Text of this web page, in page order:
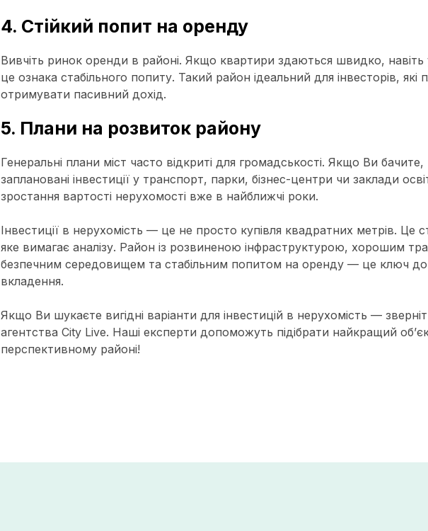
4. Стійкий попит на оренду
Вивчіть ринок оренди в районі. Якщо квартири здаються швидко,
це ознака стабільного попиту. Такий район ідеальний для інвесторів, які
отримувати пасивний дохід.
5. Плани на розвиток району
Генеральні плани міст часто відкриті для громадськості. Якщо Ви
заплановані інвестиції у транспорт, парки, бізнес-центри чи заклади
зростання вартості нерухомості вже в найближчі роки.
Інвестиції в нерухомість — це не просто купівля квадратних метрів. Це
яке вимагає аналізу. Район із розвиненою інфраструктурою, хорошим
безпечним середовищем та стабільним попитом на оренду — це ключ до
вкладення.
Якщо Ви шукаєте вигідні варіанти для інвестицій в нерухомість —
агентства City Live. Наші експерти допоможуть підібрати найкращий
перспективному районі!